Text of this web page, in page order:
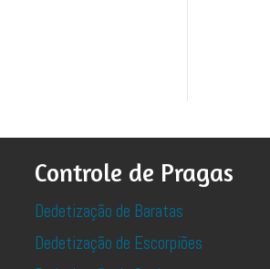
Controle de Pragas
Dedetização de Baratas
Dedetização de Escorpiões